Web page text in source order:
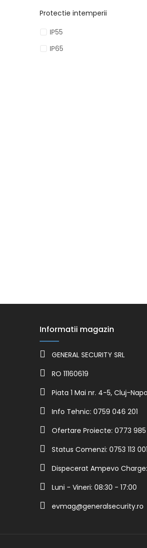
Protectie intemperii
IP55
IP65
Informatii magazin
GENERAL SECURITY SRL
RO 11160619
Piata 1 Mai nr. 4-5, Cluj-
Info Tehnic: 0759 046 201
Ofertare Proiecte: 0773
Status Comenzi: 0753 113 001
Dispecerat Ampevo Charge:
Luni - Vineri: 08:30 - 17:00
evmag@generalsecurity.ro